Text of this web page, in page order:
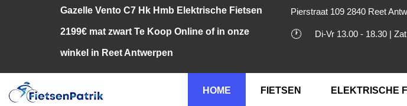
Gazelle Vento C7 Hk Hmb Elektrische Fietsen
2199€ mat zwart Te Koop Online of in onze
winkel in Reet Antwerpen
Pierstraat 109 2840 Reet
🕐 Di-Vr 13.00 - 18.30 |
HOME FIETSEN ELEKTRISCHE